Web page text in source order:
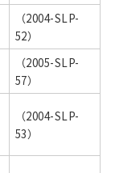
（2004-SLP-
52）
（2005-SLP-
57）
（2004-SLP-
53）